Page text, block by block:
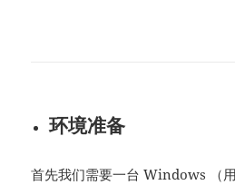
环境准备
首先我们需要一台 Windows （